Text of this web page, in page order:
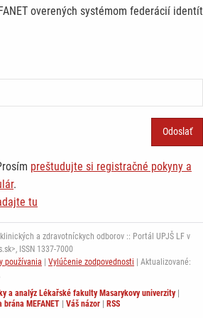
overených systémom federácií identít
preštudujte si registračné pokyny a
.
tu
a zdravotníckych odborov :: Portál UPJŠ LF v
ISSN 1337-7000
používania Vylúčenie zodpovednosti | Aktualizované:
a analýz Lékařské fakulty Masarykovy univerzity|
brána MEFANET
Váš názor RSS